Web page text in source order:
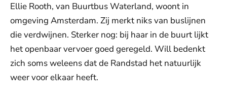
Ellie Rooth, van Buurtbus Waterland, woont in
omgeving Amsterdam. Zij merkt niks van buslijnen
die verdwijnen. Sterker nog: bij haar in de buurt lijkt
het openbaar vervoer goed geregeld. Will bedenkt
zich soms weleens dat de Randstad het natuurlijk
weer voor elkaar heeft.